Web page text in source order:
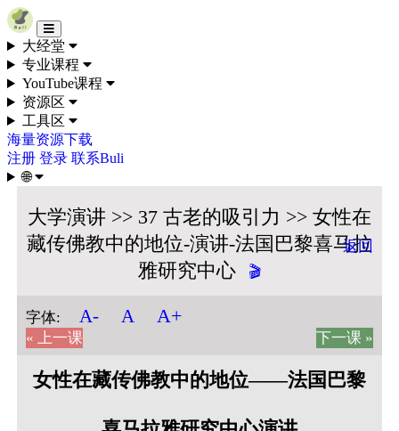
Skip to content
大经堂
专业课程
YouTube课程
资源区
工具区
海量资源下载
注册 登录 联系Buli
🌐
大学演讲 >> 37 古老的吸引力 >> 女性在
藏传佛教中的地位-演讲-法国巴黎喜马拉
雅研究中心
🎬
返回
字体: A- A A+
« 上一课 下一课 »
女性在藏传佛教中的地位——法国巴黎